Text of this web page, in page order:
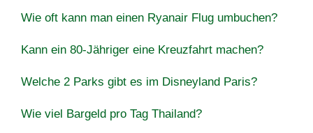
Wie oft kann man einen Ryanair Flug umbuchen?
Kann ein 80-Jähriger eine Kreuzfahrt machen?
Welche 2 Parks gibt es im Disneyland Paris?
Wie viel Bargeld pro Tag Thailand?